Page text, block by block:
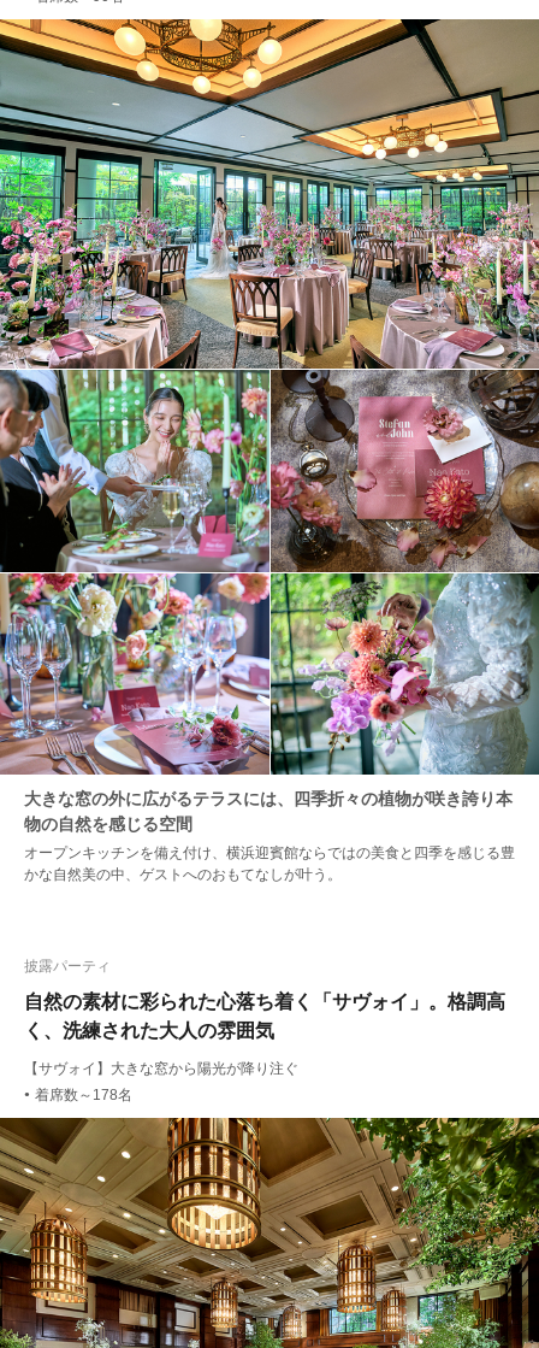
大きな窓の外に広がるテラスには、四季折々の植物が咲き誇り本
物の自然を感じる空間
オープンキッチンを備え付け、横浜迎賓館ならではの美食と四季を感じる豊
かな自然美の中、ゲストへのおもてなしが叶う。
自然の素材に彩られた心落ち着く「サヴォイ」。格調高
く、洗練された大人の雰囲気
披露パーティ
【サヴォイ】大きな窓から陽光が降り注ぐ
● 着席数～178名